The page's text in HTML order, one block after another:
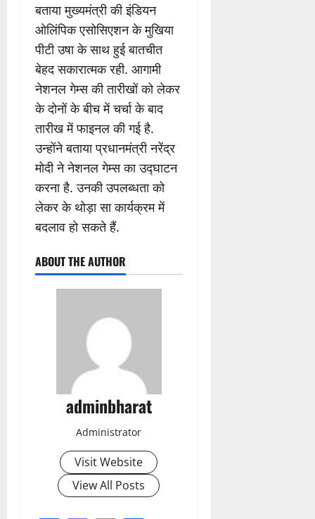
बताया मुख्यमंत्री की इंडियन
ओलिंपिक एसोसिएशन के मुखिया
पीटी उषा के साथ हुई बातचीत
बेहद सकारात्मक रही. आगामी
नेशनल गेम्स की तारीखों को लेकर
के दोनों के बीच में चर्चा के बाद
तारीख में फाइनल की गई है.
उन्होंने बताया प्रधानमंत्री नरेंद्र
मोदी ने नेशनल गेम्स का उद्घाटन
करना है. उनकी उपलब्धता को
लेकर के थोड़ा सा कार्यक्रम में
बदलाव हो सकते हैं.
ABOUT THE AUTHOR
adminbharat
Administrator
Visit Website
View All Posts